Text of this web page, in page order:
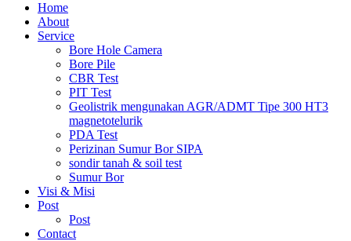
Home
About
Service
Bore Hole Camera
Bore Pile
CBR Test
PIT Test
Geolistrik mengunakan AGR/ADMT Tipe 300 HT3
magnetotelurik
PDA Test
Perizinan Sumur Bor SIPA
sondir tanah & soil test
Sumur Bor
Visi & Misi
Post
Post
Contact